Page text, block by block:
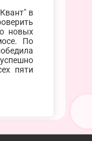
в
новых
По
пяти